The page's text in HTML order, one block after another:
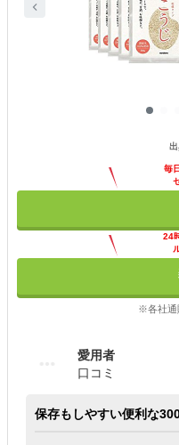
出
毎
24
※各社通
愛用者
口コミ
保存もしやすい便利な